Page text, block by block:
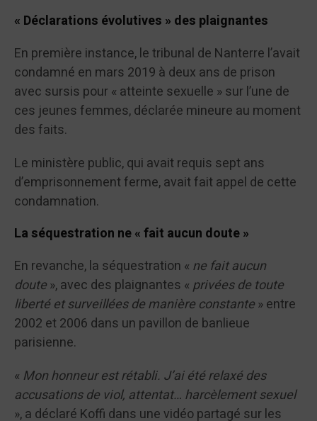
« Déclarations évolutives » des plaignantes
En première instance, le tribunal de Nanterre l’avait
condamné en mars 2019 à deux ans de prison
avec sursis pour « atteinte sexuelle » sur l’une de
ces jeunes femmes, déclarée mineure au moment
des faits.
Le ministère public, qui avait requis sept ans
d’emprisonnement ferme, avait fait appel de cette
condamnation.
La séquestration ne « fait aucun doute »
En revanche, la séquestration « ne fait aucun
doute», avec des plaignantes « privées de toute
liberté et surveillées de manière constante» entre
2002 et 2006 dans un pavillon de banlieue
parisienne.
« Mon honneur est rétabli. J’ai été relaxé des
accusations de viol, attentat… harcèlement sexuel
», a déclaré Koffi dans une vidéo partagé sur les